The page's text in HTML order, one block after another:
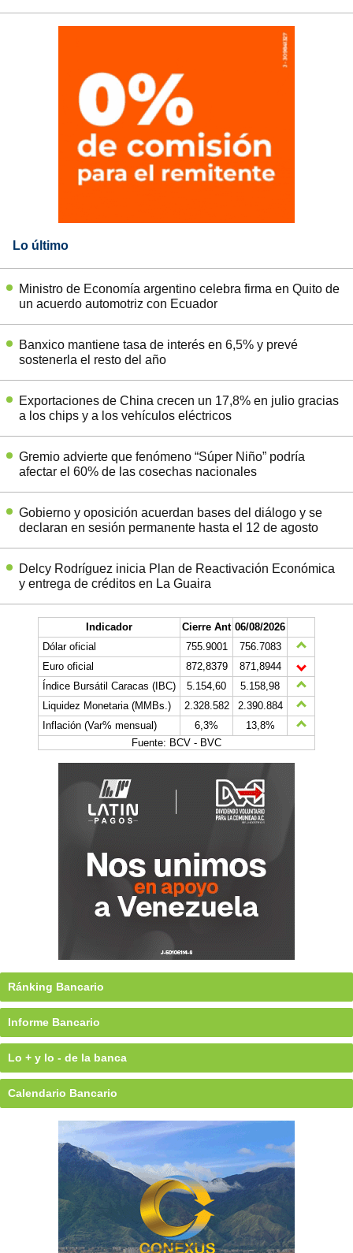
Lo último
Ministro de Economía argentino celebra firma en Quito de
un acuerdo automotriz con Ecuador
Banxico mantiene tasa de interés en 6,5% y prevé
sostenerla el resto del año
Exportaciones de China crecen un 17,8% en julio gracias
a los chips y a los vehículos eléctricos
Gremio advierte que fenómeno “Súper Niño” podría
afectar el 60% de las cosechas nacionales
Gobierno y oposición acuerdan bases del diálogo y se
declaran en sesión permanente hasta el 12 de agosto
Delcy Rodríguez inicia Plan de Reactivación Económica
y entrega de créditos en La Guaira
Indicador Cierre Ant 06/08/2026
Dólar oficial
755.9001
756.7083
Euro oficial
872,8379
871,8944
Índice Bursátil Caracas (IBC)
5.154,60
5.158,98
Liquidez Monetaria (MMBs.)
2.328.582
2.390.884
Inflación (Var% mensual)
6,3%
13,8%
Fuente: BCV - BVC
Ránking Bancario
Informe Bancario
Lo + y lo - de la banca
Calendario Bancario